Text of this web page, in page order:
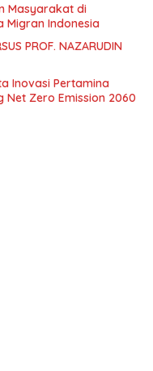
Masyarakat di
Migran Indonesia
PROF. NAZARUDIN
Inovasi Pertamina
Net Zero Emission 2060